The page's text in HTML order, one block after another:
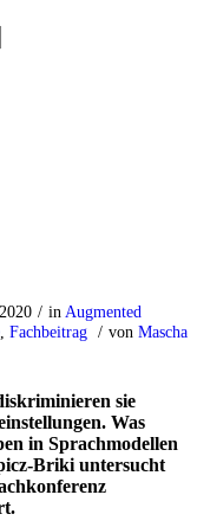
/ in Augmented
Fachbeitrag / von Mascha
sie
Was
in Sprachmodellen
Briki untersucht